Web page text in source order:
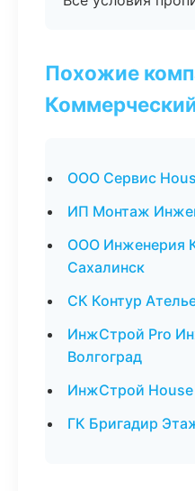
Похожие
ООО Сервис
ИП Монтаж
ООО Инженерия
Сахалинск
СК Контур
ИнжСтрой Pro
Волгоград
ИнжСтрой
ГК Бригадир